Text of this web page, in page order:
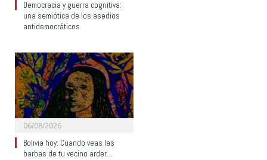
Democracia y guerra cognitiva:
una semiótica de los asedios
antidemocráticos
06/08/2026
Bolivia hoy: Cuando veas las
barbas de tu vecino arder…